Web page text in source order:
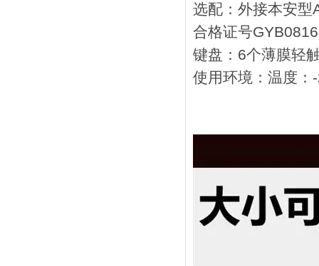
选配：外接本安型
合格证号
键盘：6个薄膜轻
使用环境：温度